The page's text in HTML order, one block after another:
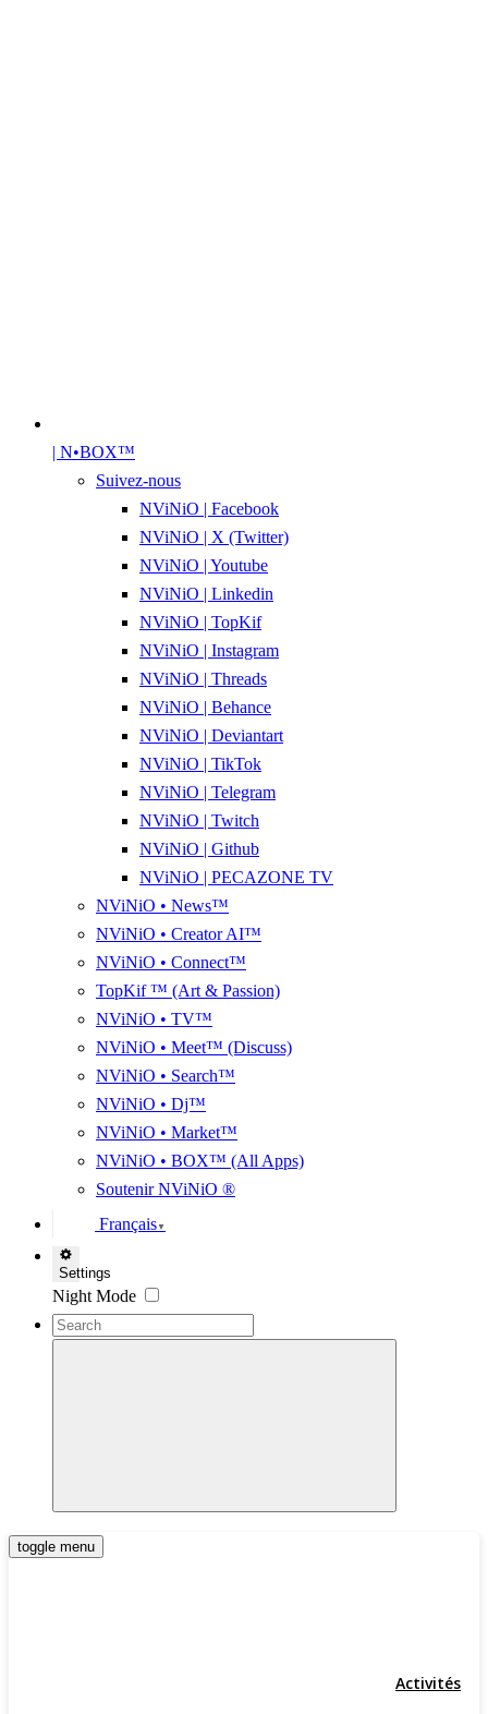
| N•BOX™
Suivez-nous
NViNiO | Facebook
NViNiO | X (Twitter)
NViNiO | Youtube
NViNiO | Linkedin
NViNiO | TopKif
NViNiO | Instagram
NViNiO | Threads
NViNiO | Behance
NViNiO | Deviantart
NViNiO | TikTok
NViNiO | Telegram
NViNiO | Twitch
NViNiO | Github
NViNiO | PECAZONE TV
NViNiO • News™
NViNiO • Creator AI™
NViNiO • Connect™
TopKif ™ (Art & Passion)
NViNiO • TV™
NViNiO • Meet™ (Discuss)
NViNiO • Search™
NViNiO • Dj™
NViNiO • Market™
NViNiO • BOX™ (All Apps)
Soutenir NViNiO ®
Français ▼
Settings
Night Mode
toggle menu
Activités